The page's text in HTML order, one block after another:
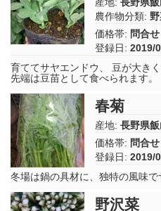
農作物分類:
価格帯: 問合せ
登録日: 2019/
育ててサヤエンドウ、 豆が大き
先端は豆苗として食べられます。
春菊
産地: 長野県
価格帯: 問合せ
登録日: 2019/
冬場は鍋の具材に、独特の風味
野沢菜